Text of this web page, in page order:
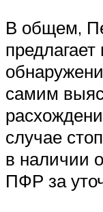
В общем,
самим
случае
в наличии
ПФР за